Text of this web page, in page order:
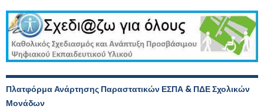
Πλατφόρμα Ανάρτησης Παραστατικών ΕΣΠΑ & ΠΔΕ Σχολικών
Μονάδων